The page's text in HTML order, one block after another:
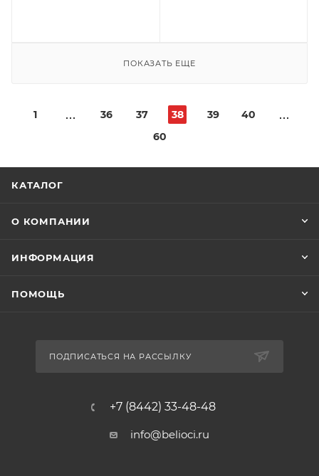
ПОКАЗАТЬ ЕЩЕ
1 36 37 38 39
40
60
КАТАЛОГ
О КОМПАНИИ
ИНФОРМАЦИЯ
ПОМОЩЬ
ПОДПИСАТЬСЯ НА РАССЫЛКУ
+7 (8442) 33-48-48
info@belioci.ru